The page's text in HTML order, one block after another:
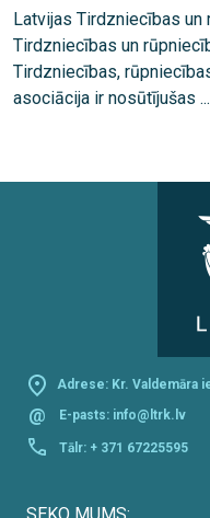
Latvijas Tirdzniecības un
Tirdzniecības un
Tirdzniecības,
asociācija ir nosūtījušas ...
Adrese: Kr. Valdemāra
@ E-pasts: info@ltrk.lv
Tālr: + 371 67225595